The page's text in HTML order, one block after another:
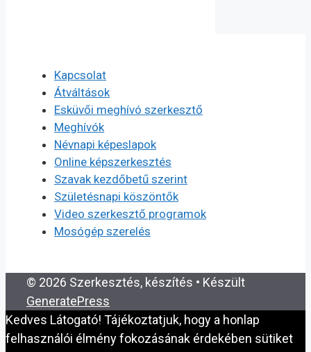
Kapcsolat
Átváltások
Esküvői meghívó szerkesztő
Meghívók
Névnapi képeslapok
Online képszerkesztés
Szavak kezdőbetű szerint
Születésnapi köszöntők
Video szerkesztő programok
Mosógép szerelés
© 2026 Szerkesztés, készítés • Készült
GeneratePress
Kedves Látogató! Tájékoztatjuk, hogy a honlap
felhasználói élmény fokozásának érdekében sütiket